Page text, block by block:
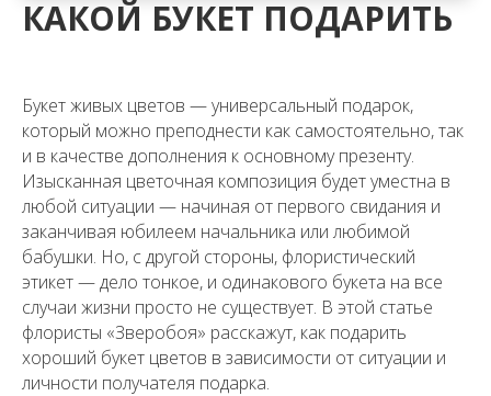
КАКОЙ БУКЕТ ПОДАРИТЬ
Букет живых цветов — универсальный подарок,
который можно преподнести как самостоятельно, так
и в качестве дополнения к основному презенту.
Изысканная цветочная композиция будет уместна в
любой ситуации — начиная от первого свидания и
заканчивая юбилеем начальника или любимой
бабушки. Но, с другой стороны, флористический
этикет — дело тонкое, и одинакового букета на все
случаи жизни просто не существует. В этой статье
флористы «Зверобоя» расскажут, как подарить
хороший букет цветов в зависимости от ситуации и
личности получателя подарка.